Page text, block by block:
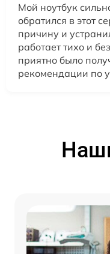
Мой ноутбук
обратился в этот
причину и
работает тихо и
приятно было
рекомендации по